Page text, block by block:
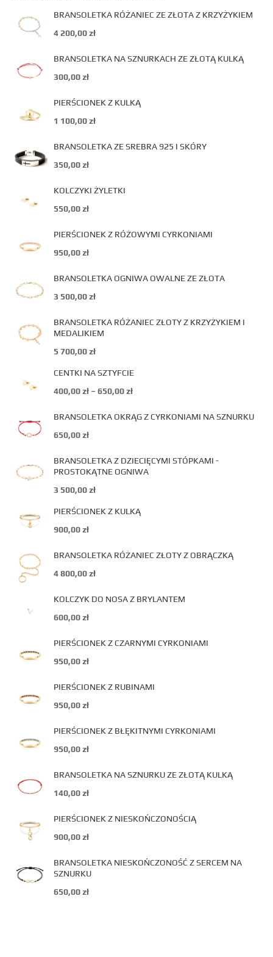
BRANSOLETKA RÓŻANIEC ZE ZŁOTA Z KRZYŻYKIEM
4 200,00zł
BRANSOLETKA NA SZNURKACH ZE ZŁOTĄ KULKĄ
300,00zł
PIERŚCIONEK Z KULKĄ
1 100,00zł
BRANSOLETKA ZE SREBRA 925 I SKÓRY
350,00zł
KOLCZYKI ŻYLETKI
550,00zł
PIERŚCIONEK Z RÓŻOWYMI CYRKONIAMI
950,00zł
BRANSOLETKA OGNIWA OWALNE ZE ZŁOTA
3 500,00zł
BRANSOLETKA RÓŻANIEC ZŁOTY Z KRZYŻYKIEM I
MEDALIKIEM
5 700,00zł
CENTKI NA SZTYFCIE
400,00zł – 650,00zł
BRANSOLETKA OKRĄG Z CYRKONIAMI NA SZNURKU
650,00zł
BRANSOLETKA Z DZIECIĘCYMI STÓPKAMI -
PROSTOKĄTNE OGNIWA
3 500,00zł
PIERŚCIONEK Z KULKĄ
900,00zł
BRANSOLETKA RÓŻANIEC ZŁOTY Z OBRĄCZKĄ
4 800,00zł
KOLCZYK DO NOSA Z BRYLANTEM
600,00zł
PIERŚCIONEK Z CZARNYMI CYRKONIAMI
950,00zł
PIERŚCIONEK Z RUBINAMI
950,00zł
PIERŚCIONEK Z BŁĘKITNYMI CYRKONIAMI
950,00zł
BRANSOLETKA NA SZNURKU ZE ZŁOTĄ KULKĄ
140,00zł
PIERŚCIONEK Z NIESKOŃCZONOŚCIĄ
900,00zł
BRANSOLETKA NIESKOŃCZONOŚĆ Z SERCEM NA
SZNURKU
650,00zł